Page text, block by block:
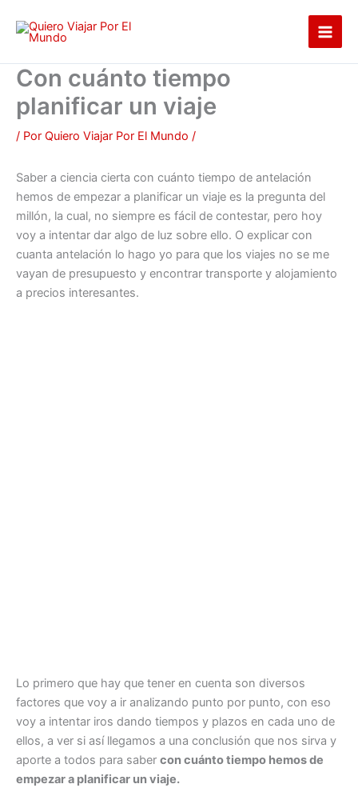
Con cuánto tiempo
planificar un viaje
/ Por Quiero Viajar Por El Mundo /
Saber a ciencia cierta con cuánto tiempo de antelación
hemos de empezar a planificar un viaje es la pregunta del
millón, la cual, no siempre es fácil de contestar, pero hoy
voy a intentar dar algo de luz sobre ello. O explicar con
cuanta antelación lo hago yo para que los viajes no se me
vayan de presupuesto y encontrar transporte y alojamiento
a precios interesantes.
Lo primero que hay que tener en cuenta son diversos
factores que voy a ir analizando punto por punto, con eso
voy a intentar iros dando tiempos y plazos en cada uno de
ellos, a ver si así llegamos a una conclusión que nos sirva y
aporte a todos para saber con cuánto tiempo hemos de
empezar a planificar un viaje.